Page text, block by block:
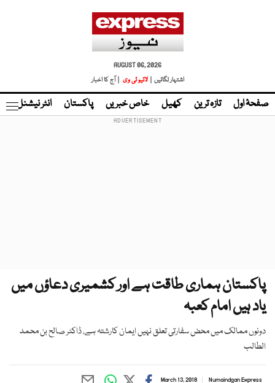
AUGUST 06, 2026
اشتہار لگائیں |
لائیو ٹی وی | آج کا اخبار
صفحۂ اول تازہ ترین کھیل خاص خبریں پاکستان انٹر نیشنل
پاکستان ہماری طاقت ہے اور کشمیری دعاؤں میں
یاد ہیں امام کعبہ
دونوں ممالک میں محض سفارتی تعلق نہیں ایمان کارشتہ ہے، ڈاکٹر صالح بن محمد
الطالب
Numaindgan Express
March 13, 2018